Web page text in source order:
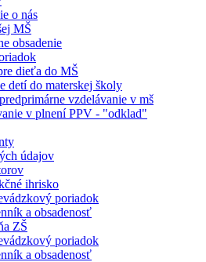
o nás
MŠ
obsadenie
dieťa do MŠ
detí do materskej školy
vzdelávanie v mš
v plnení PPV - "odklad"
údajov
ihrisko
poriadok
a obsadenosť
ZŠ
poriadok
a obsadenosť